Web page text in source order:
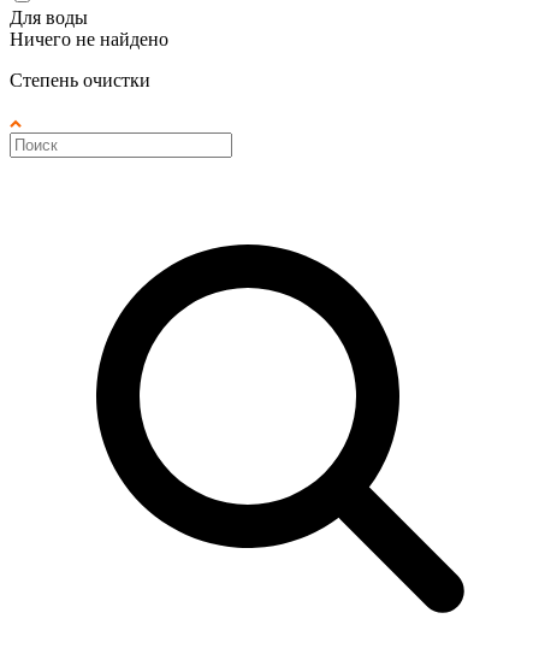
Для воды
Ничего не найдено
Степень очистки